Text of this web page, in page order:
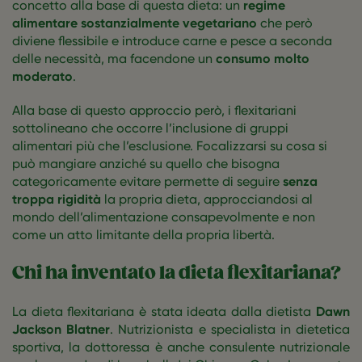
concetto alla base di questa dieta: un regime
alimentare sostanzialmente vegetariano che però
diviene flessibile e introduce carne e pesce a seconda
delle necessità, ma facendone un consumo molto
moderato.
Alla base di questo approccio però, i flexitariani
sottolineano che occorre l’inclusione di gruppi
alimentari più che l’esclusione. Focalizzarsi su cosa si
può mangiare anziché su quello che bisogna
categoricamente evitare permette di seguire senza
troppa rigidità la propria dieta, approcciandosi al
mondo dell’alimentazione consapevolmente e non
come un atto limitante della propria libertà.
Chi ha inventato la dieta flexitariana?
La dieta flexitariana è stata ideata dalla dietista Dawn
Jackson Blatner. Nutrizionista e specialista in dietetica
sportiva, la dottoressa è anche consulente nutrizionale